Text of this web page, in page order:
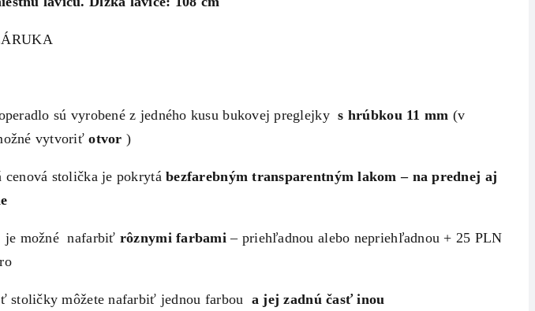
sú vyrobené z jedného kusu bukovej preglejky s hrúbkou 11 mm (v
vytvoriť otvor )
cenová stolička je pokrytá bezfarebným transparentným lakom – na prednej aj
je možné nafarbiť rôznymi farbami– priehľadnou alebo nepriehľadnou + 25 PLN
stoličky môžete nafarbiť jednou farbou a jej zadnú časť inou